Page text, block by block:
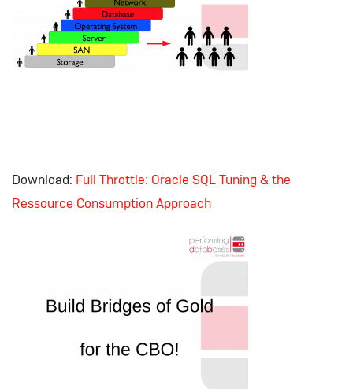
Download: Full Throttle: Oracle SQL Tuning & the
Ressource Consumption Approach